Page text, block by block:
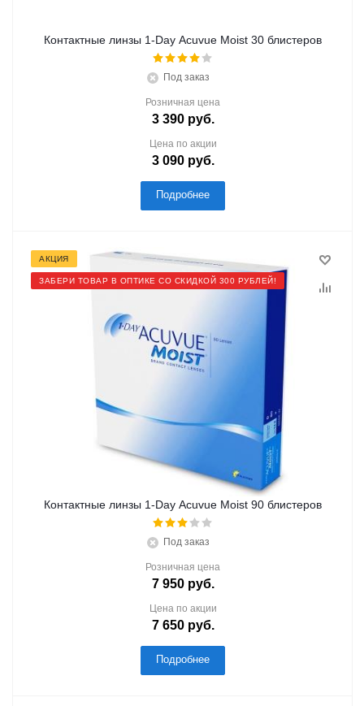
Контактные линзы 1-Day Acuvue Moist 30 блистеров
Под заказ
Розничная цена
3 390руб.
Цена по акции
3 090руб.
Подробнее
АКЦИЯ
ЗАБЕРИ ТОВАР В ОПТИКЕ СО СКИДКОЙ 300 РУБЛЕЙ!
Контактные линзы 1-Day Acuvue Moist 90 блистеров
Под заказ
Розничная цена
7 950руб.
Цена по акции
7 650руб.
Подробнее